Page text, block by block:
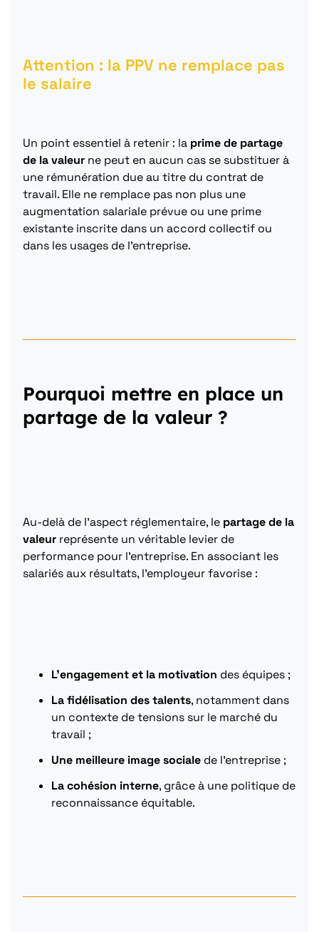
Attention : la PPV ne remplace pas
le salaire
Un point essentiel à retenir : la prime de partage
de la valeur ne peut en aucun cas se substituer à
une rémunération due au titre du contrat de
travail. Elle ne remplace pas non plus une
augmentation salariale prévue ou une prime
existante inscrite dans un accord collectif ou
dans les usages de l’entreprise.
Pourquoi mettre en place un
partage de la valeur ?
Au-delà de l’aspect réglementaire, le partage de la
valeur représente un véritable levier de
performance pour l’entreprise. En associant les
salariés aux résultats, l’employeur favorise :
L’engagement et la motivation des équipes ;
La fidélisation des talents, notamment dans
un contexte de tensions sur le marché du
travail ;
Une meilleure image sociale de l’entreprise ;
La cohésion interne, grâce à une politique de
reconnaissance équitable.